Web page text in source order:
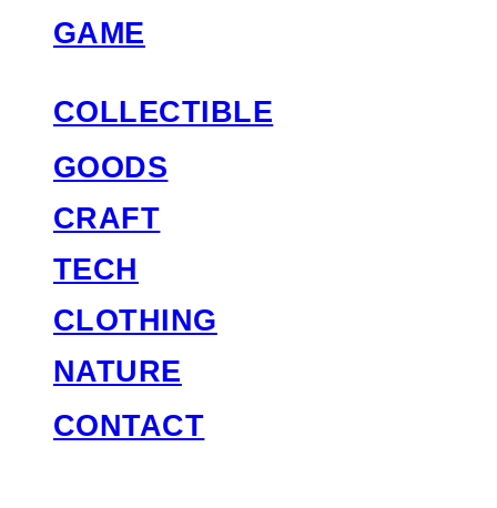
GAME
COLLECTIBLE
GOODS
CRAFT
TECH
CLOTHING
NATURE
CONTACT